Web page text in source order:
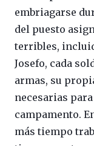
embriagarse
del puesto
terribles,
Josefo, cada
armas, su
necesarias
campamento.
más tiempo